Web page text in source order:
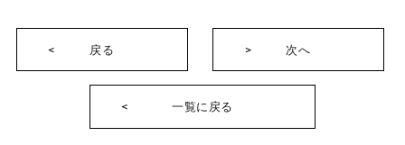
戻る 次へ
一覧に戻る